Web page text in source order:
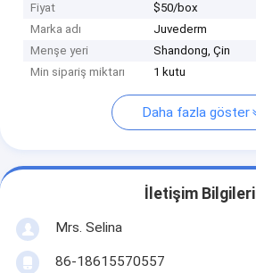
Fiyat
$50/box
Marka adı
Juvederm
Menşe yeri
Shandong, Çin
Min sipariş miktarı
1 kutu
Daha fazla göster
İletişim Bilgileri
Mrs. Selina
86-18615570557